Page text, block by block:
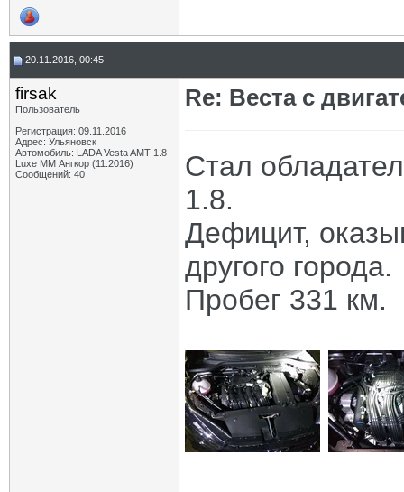
20.11.2016, 00:45
firsak
Пользователь
Регистрация: 09.11.2016
Адрес: Ульяновск
Автомобиль: LADA Vesta AMT 1.8
Luxe MM Ангкор (11.2016)
Сообщений: 40
Re: Веста с
Стал
1.8.
Дефицит,
другого города.
Пробег 331 км.